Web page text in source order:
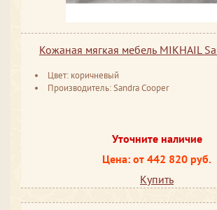
Кожаная мягкая мебель MIKHAIL
Цвет: коричневый
Производитель: Sandra Cooper
Уточните наличие
Цена: от 442 820 руб.
Купить